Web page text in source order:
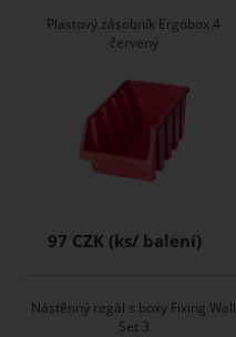
Plastový zásobník Ergobox 4
červený
97 CZK
Nástěnný regál s boxy Fixing Wall
Set 3